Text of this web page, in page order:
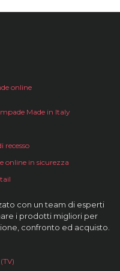
online
Made in Italy
recesso
online in sicurezza
con un team di esperti
i prodotti migliori per
confronto ed acquisto.